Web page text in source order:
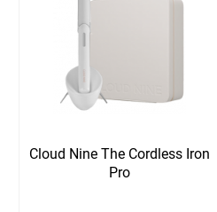
Cloud Nine The Cordless Iron
Pro